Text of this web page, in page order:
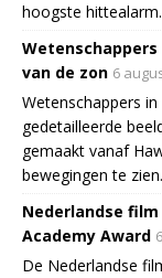
hoogste hittealarm.
van de zon 6
Wetenschappers
gedetailleerde
gemaakt vanaf
bewegingen te zien.
Nederlandse
Academy Award
De Nederlandse